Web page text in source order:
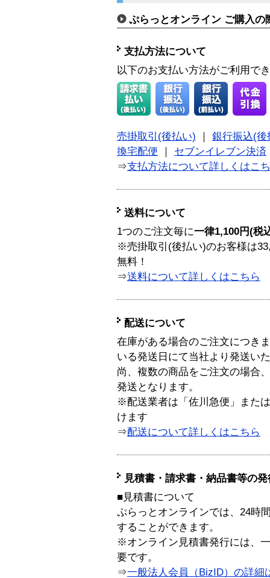
ぷらっとオンライン ご購入の
支払方法について
以下のお支払い方法がご利用で
売掛取引(後払い)
銀行振込(後
換宅配便
セブンイレブン決済
⇒支払方法について詳しくはこ
送料について
1つのご注文毎に一律1,100円(税
※売掛取引(後払い)のお客様は
無料！
⇒送料について詳しくはこちら
配送について
在庫がある場合のご注文につき
いる発送日にて当社より発送い
尚、複数の商品をご注文の場合
発送となります。
※配送業者は「佐川急便」また
けます
⇒配送について詳しくはこちら
見積書・請求書・納品書等の
■見積書について
ぷらっとオンラインでは、24時
することができます。
※オンライン見積書発行には、
要です。
⇒一般法人会員（BizID）の詳細